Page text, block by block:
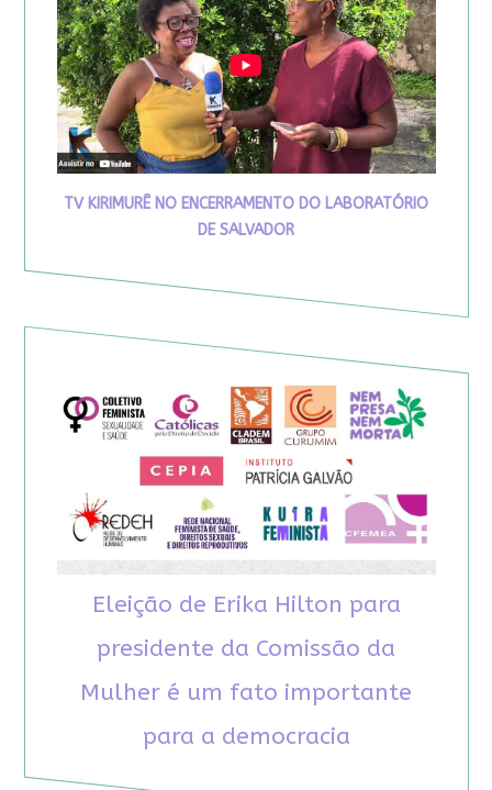
TV KIRIMURÊ NO ENCERRAMENTO DO LABORATÓRIO
DE SALVADOR
Eleição de Erika Hilton para
presidente da Comissão da
Mulher é um fato importante
para a democracia